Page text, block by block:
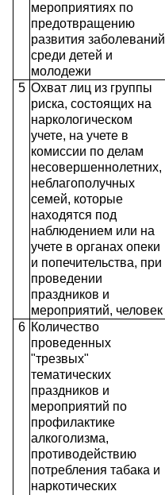
мероприятиях по
предотвращению
развития заболеваний
среди детей и
молодежи
5 Охват лиц из группы
риска, состоящих на
наркологическом
учете, на учете в
комиссии по делам
несовершеннолетних,
неблагополучных
семей, которые
находятся под
наблюдением или на
учете в органах опеки
и попечительства, при
проведении
праздников и
мероприятий, человек
6 Количество
проведенных
"трезвых"
тематических
праздников и
мероприятий по
профилактике
алкоголизма,
противодействию
потребления табака и
наркотических